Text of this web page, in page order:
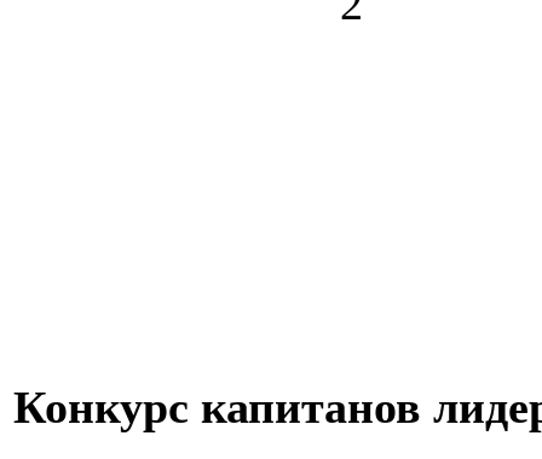
Конкурс капитанов